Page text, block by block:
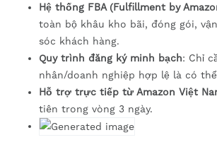
Hệ thống FBA (Fulfillment by
toàn bộ khâu kho bãi, đóng gói,
sóc khách hàng.
Quy trình đăng ký minh bạch: Chỉ
nhân/doanh nghiệp hợp lệ là có
Hỗ trợ trực tiếp từ Amazon Việt
tiên trong vòng 3 ngày.